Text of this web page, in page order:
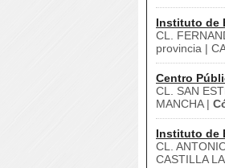
Instituto de
CL.
provincia |
Centro
CL. SAN
MANCHA |
Instituto de
CL.
CASTILLA